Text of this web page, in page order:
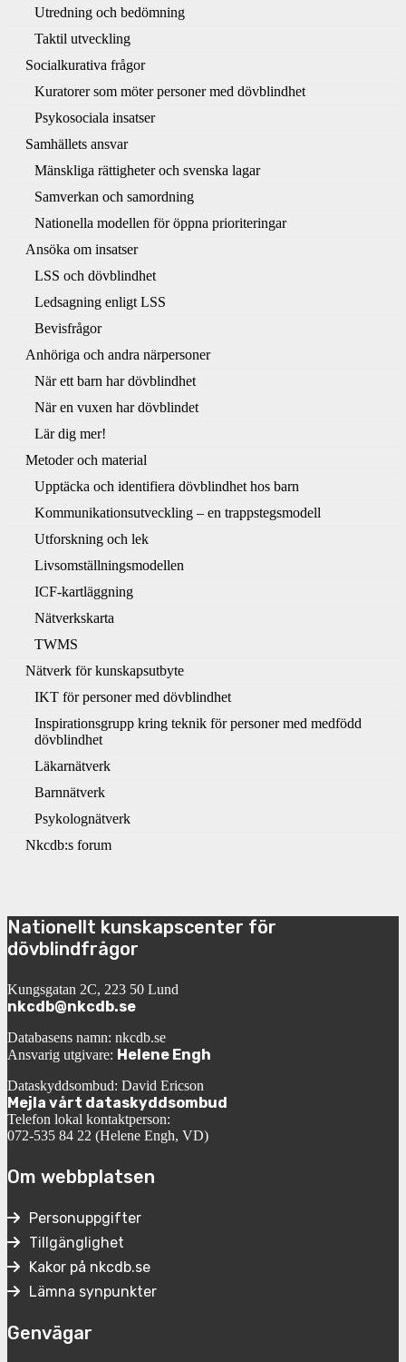
Utredning och bedömning
Taktil utveckling
Socialkurativa frågor
Kuratorer som möter personer med dövblindhet
Psykosociala insatser
Samhällets ansvar
Mänskliga rättigheter och svenska lagar
Samverkan och samordning
Nationella modellen för öppna prioriteringar
Ansöka om insatser
LSS och dövblindhet
Ledsagning enligt LSS
Bevisfrågor
Anhöriga och andra närpersoner
När ett barn har dövblindhet
När en vuxen har dövblindet
Lär dig mer!
Metoder och material
Upptäcka och identifiera dövblindhet hos barn
Kommunikationsutveckling – en trappstegsmodell
Utforskning och lek
Livsomställningsmodellen
ICF-kartläggning
Nätverkskarta
TWMS
Nätverk för kunskapsutbyte
IKT för personer med dövblindhet
Inspirationsgrupp kring teknik för personer med medfödd
dövblindhet
Läkarnätverk
Barnnätverk
Psykolognätverk
Nkcdb:s forum
Nationellt kunskapscenter för
dövblindfrågor
Kungsgatan 2C, 223 50 Lund
nkcdb@nkcdb.se
Databasens namn: nkcdb.se
Ansvarig utgivare: Helene Engh
Dataskyddsombud: David Ericson
Mejla vårt dataskyddsombud
Telefon lokal kontaktperson:
072-535 84 22 (Helene Engh, VD)
Om webbplatsen
Personuppgifter
Tillgänglighet
Kakor på nkcdb.se
Lämna synpunkter
Genvägar